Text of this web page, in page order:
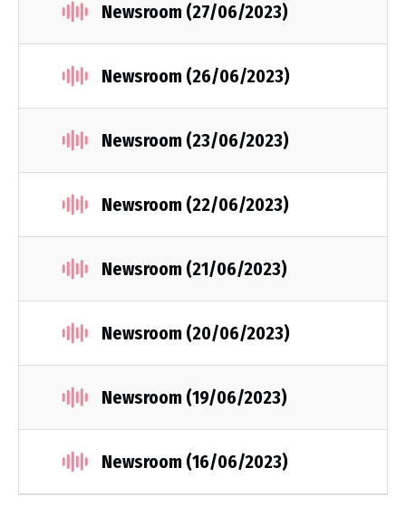
Newsroom (27/06/2023)
Newsroom (26/06/2023)
Newsroom (23/06/2023)
Newsroom (22/06/2023)
Newsroom (21/06/2023)
Newsroom (20/06/2023)
Newsroom (19/06/2023)
Newsroom (16/06/2023)